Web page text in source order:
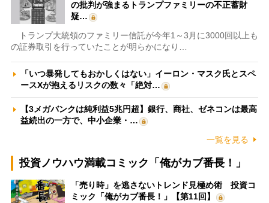
の批判が強まるトランプファミリーの不正蓄財
疑…
トランプ大統領のファミリー信託が今年1～3月に3000回以上も
の証券取引を行っていたことが明らかになり…
「いつ暴発してもおかしくはない」イーロン・マスク氏とスペ
ースXが抱えるリスクの数々「絶対…
【3メガバンクは純利益5兆円超】銀行、商社、ゼネコンは最高
益続出の一方で、中小企業・…
一覧を見る
投資ノウハウ満載コミック「俺がカブ番長！」
「売り時」を逃さないトレンド見極め術 投資コ
ミック「俺がカブ番長！」【第11回】